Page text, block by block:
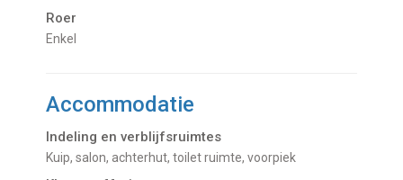
Roer
Enkel
Accommodatie
Indeling en verblijfsruimtes
Kuip, salon, achterhut, toilet ruimte, voorpiek